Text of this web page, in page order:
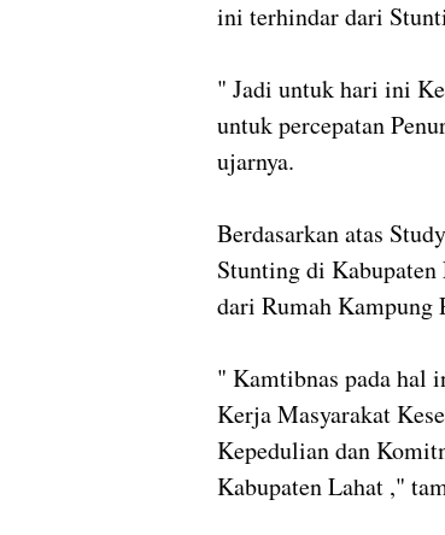
ini terhindar dari
" Jadi untuk hari ini
untuk percepatan
ujarnya.
Berdasarkan atas
Stunting di Kabupaten
dari Rumah Kampung
" Kamtibnas pada hal
Kerja Masyarakat
Kepedulian dan
Kabupaten Lahat ,"